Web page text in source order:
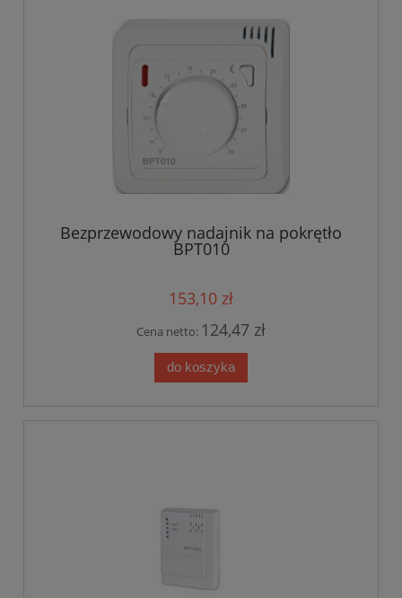
Bezprzewodowy nadajnik na pokrętło
BPT010
153,10 zł
Cena netto: 124,47 zł
do koszyka